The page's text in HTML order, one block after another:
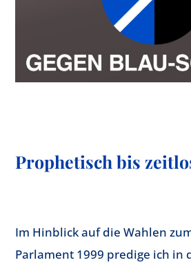
Prophetisch bis
Im Hinblick auf die Wahlen
Parlament 1999 predige ich in